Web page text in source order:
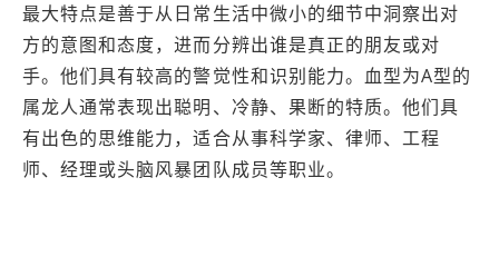
最大特点是善于从日常生活中微小的细节中洞察出对
方的意图和态度，进而分辨出谁是真正的朋友或对
手。他们具有较高的警觉性和识别能力。血型为A型的
属龙人通常表现出聪明、冷静、果断的特质。他们具
有出色的思维能力，适合从事科学家、律师、工程
师、经理或头脑风暴团队成员等职业。